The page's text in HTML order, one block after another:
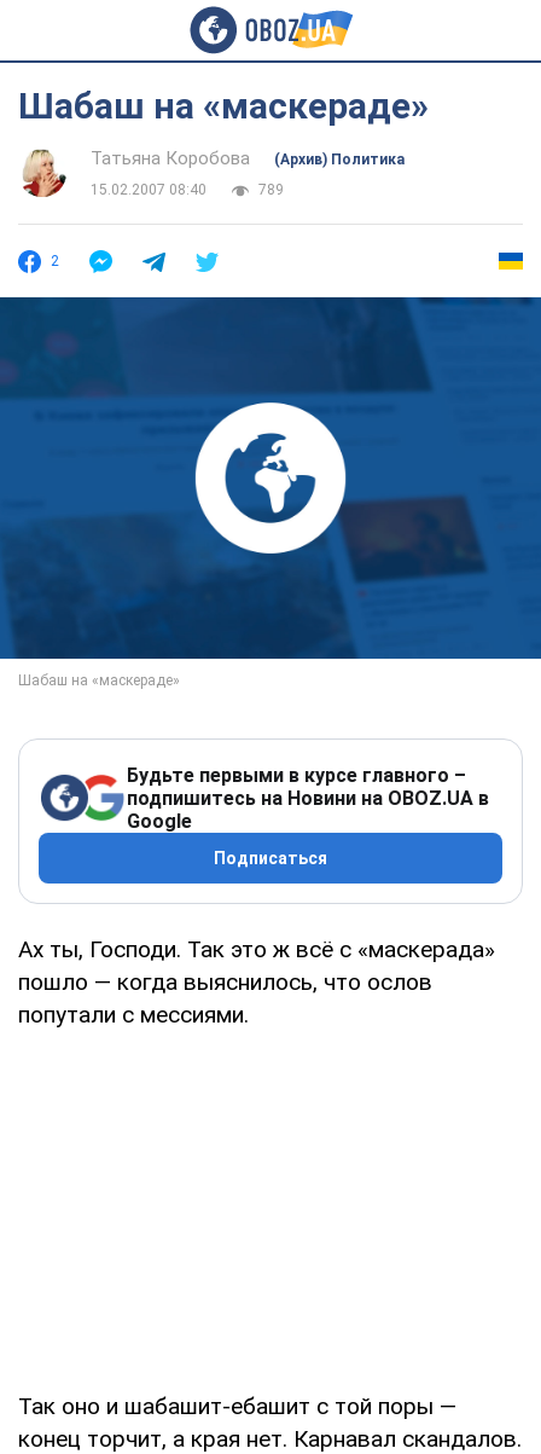
Шабаш на «маскераде»
Татьяна Коробова
(Архив) Политика
15.02.2007 08:40
789
2
Будьте первыми в курсе главного –
подпишитесь на Новини на OBOZ.UA в
Google
Подписаться
Ах ты, Господи. Так это ж всё с «маскерада»
пошло — когда выяснилось, что ослов
попутали с мессиями.
Так оно и шабашит-ебашит с той поры —
конец торчит, а края нет. Карнавал скандалов.